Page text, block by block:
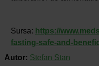
Sursa: https://
fasting-safe-and-
Autor: Stefan Stan